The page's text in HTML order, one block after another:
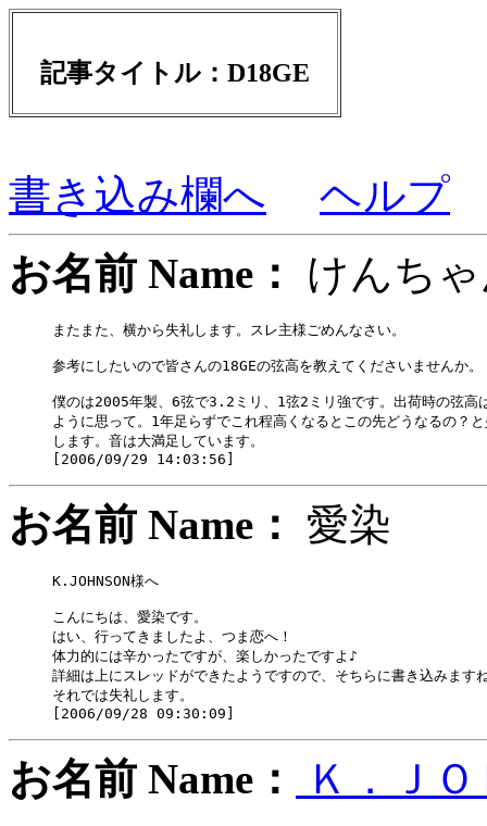
記事タイトル：D18GE
書き込み欄へ
ヘルプ
お名前 Name：
けん
またまた、横から失礼します。スレ主様ごめんなさい。
参考にしたいので皆さんの18GEの弦高を教えてくださいませんか。
僕のは2005年製、6弦で3.2ミリ、1弦2ミリ強です。出荷時の弦高
ように思って。1年足らずでこれ程高くなるとこの先どうなるの？
します。音は大満足しています。
お名前 Name： 愛染
K.JOHNSON様へ
こんにちは、愛染です。
はい、行ってきましたよ、つま恋へ！
体力的には辛かったですが、楽しかったですよ♪
詳細は上にスレッドができたようですので、そちらに書き込みます
それでは失礼します。
お名前 Name： Ｋ．Ｊ